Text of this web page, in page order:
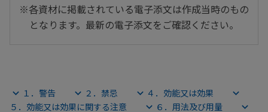
※各資材に掲載されている電子添文は作成当時のもの
となります。最新の電子添文をご確認ください。
１．警告 ２．禁忌
４．効能又は効果
５．効能又は効果に関する注意
６．用法及び用量